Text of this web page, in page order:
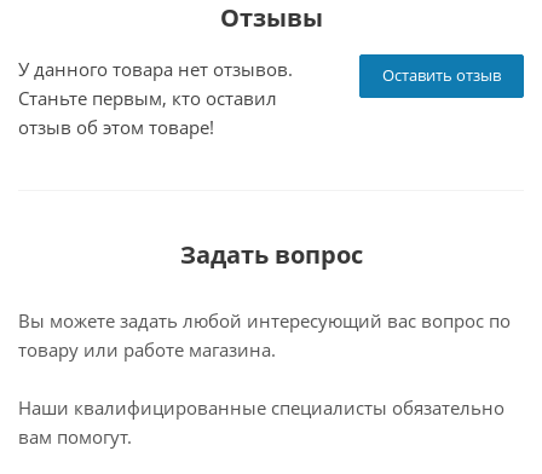
Отзывы
Оставить отзыв
У данного товара нет отзывов.
Станьте первым, кто оставил
отзыв об этом товаре!
Задать вопрос
Вы можете задать любой интересующий вас вопрос по
товару или работе магазина.
Наши квалифицированные специалисты обязательно
вам помогут.